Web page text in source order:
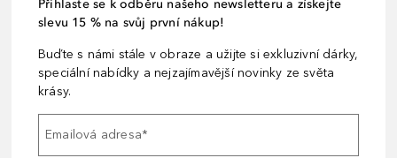
Přihlaste se k odběru našeho newsletteru a získejte
slevu 15 % na svůj první nákup!
Buďte s námi stále v obraze a užijte si exkluzivní dárky,
speciální nabídky a nejzajímavější novinky ze světa
krásy.
Emailová adresa*